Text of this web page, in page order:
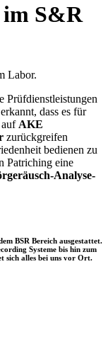
im S&R
Labor.
Prüfdienstleistungen
dass es für
auf AKE
zurückgreifen
bedienen zu
Patriching eine
Analyse-
BSR Bereich ausgestattet.
Systeme bis hin zum
sich alles bei uns vor Ort.